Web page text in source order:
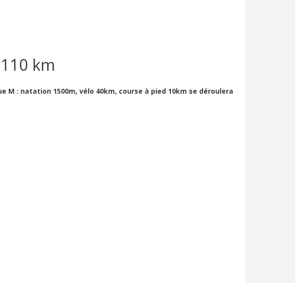
km
: natation 1500m, vélo 40km, course à pied 10km se déroulera